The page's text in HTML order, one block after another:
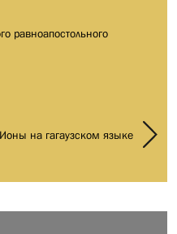
равноапостольного
на гагаузском языке